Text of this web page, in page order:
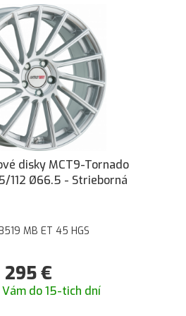
disky MCT9-Tornado
112 Ø66.5 - Strieborná
MB ET 45 HGS
295€
Vám do 15-tich dní